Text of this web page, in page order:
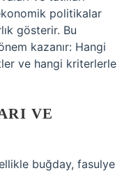
politikalar
gösterir. Bu
kazanır: Hangi
ve hangi kriterlerle
VE
buğday, fasulye